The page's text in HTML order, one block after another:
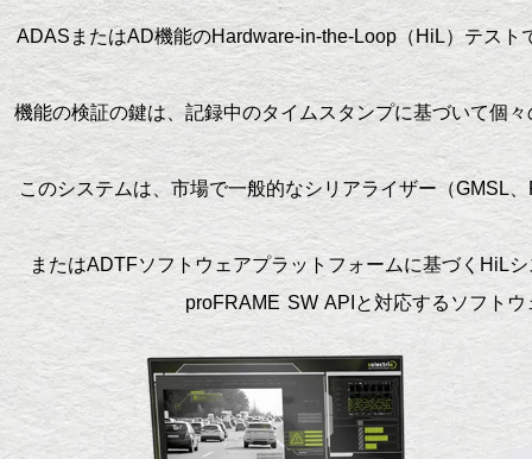
ADASまたはAD機能のHardware-in-the-Loop（HiL）テスト
機能の検証の鍵は、記録中のタイムスタンプに基づいて個
このシステムは、市場で一般的なシリアライザー（GMSL
またはADTFソフトウェアプラットフォームに基づくHiL
proFRAME SW APIと対応するソフト